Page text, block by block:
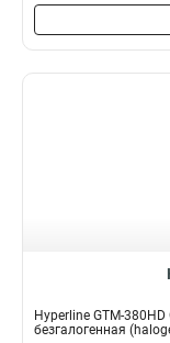
Hyperline GTM-
безгалогенная